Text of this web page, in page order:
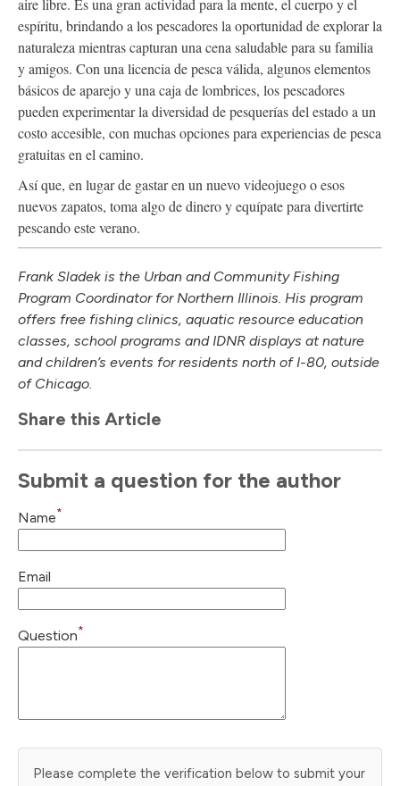
aire libre. Es una gran actividad para la mente, el cuerpo y el
espíritu, brindando a los pescadores la oportunidad de explorar la
naturaleza mientras capturan una cena saludable para su familia
y amigos. Con una licencia de pesca válida, algunos elementos
básicos de aparejo y una caja de lombrices, los pescadores
pueden experimentar la diversidad de pesquerías del estado a un
costo accesible, con muchas opciones para experiencias de pesca
gratuitas en el camino.
Así que, en lugar de gastar en un nuevo videojuego o esos
nuevos zapatos, toma algo de dinero y equípate para divertirte
pescando este verano.
Frank Sladek is the Urban and Community Fishing
Program Coordinator for Northern Illinois. His program
offers free fishing clinics, aquatic resource education
classes, school programs and IDNR displays at nature
and children’s events for residents north of I-80, outside
of Chicago.
Share this Article
Submit a question for the author
Name*
Email
Question*
Please complete the verification below to submit your